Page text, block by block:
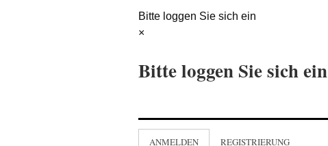
Bitte loggen Sie sich ein
×
Bitte loggen Sie sich ein
ANMELDEN REGISTRIERUNG